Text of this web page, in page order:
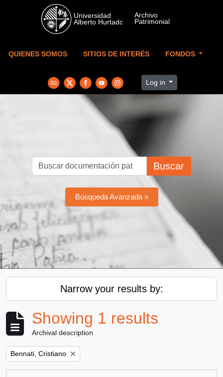
Skip to main content
QUIENES SOMOS SITIOS DE INTERÉS FONDOS
Log in
Buscar
Búsqueda Avanzada »
Narrow your results by:
Showing 1 results
Archival description
Remove filter:
Bennati, Cristiano